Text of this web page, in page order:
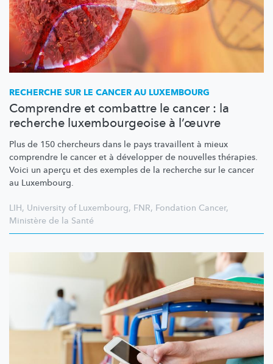
RECHERCHE SUR LE CANCER AU LUXEMBOURG
Comprendre et combattre le cancer : la
recherche luxembourgeoise à l’œuvre
Plus de 150 chercheurs dans le pays travaillent à mieux
comprendre le cancer et à développer de nouvelles thérapies.
Voici un aperçu et des exemples de la recherche sur le cancer
au Luxembourg.
LIH, University of Luxembourg, FNR, Fondation Cancer,
Ministère de la Santé